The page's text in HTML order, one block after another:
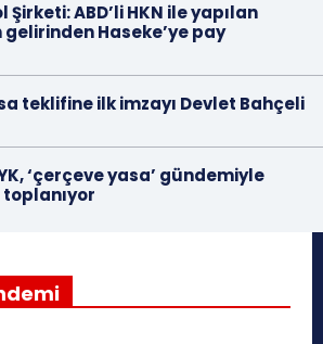
Şirketi: ABD’li HKN ile yapılan
gelirinden Haseke’ye pay
teklifine ilk imzayı Devlet Bahçeli
‘çerçeve yasa’ gündemiyle